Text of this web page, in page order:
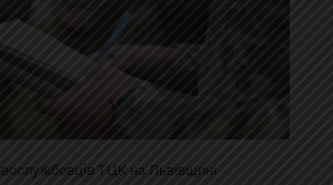
ТЦК на Львівщині